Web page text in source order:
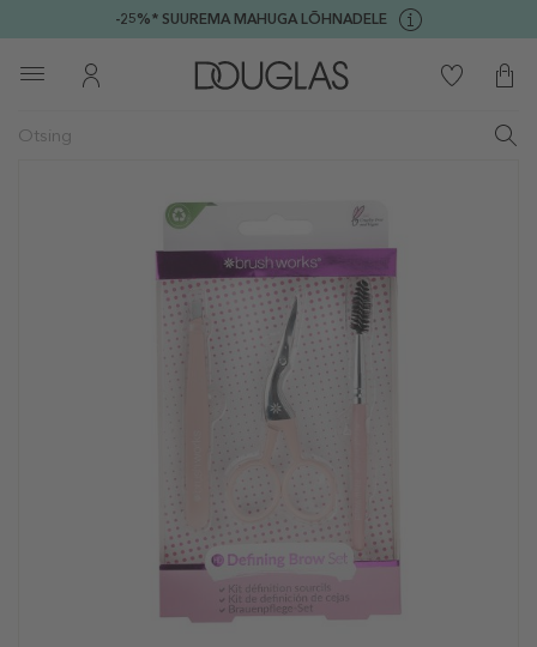
-25%* SUUREMA MAHUGA LÕHNADELE